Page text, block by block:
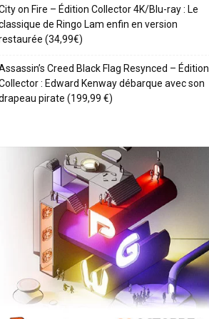
on Fire – Édition Collector 4K/Blu-ray : Le
de Ringo Lam enfin en version
(34,99€)
Creed Black Flag Resynced – Édition
: Edward Kenway débarque avec son
pirate (199,99 €)